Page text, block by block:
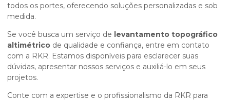
todos os portes, oferecendo soluções personalizadas e sob
medida.
Se você busca um serviço de levantamento topográfico
altimétrico de qualidade e confiança, entre em contato
com a RKR. Estamos disponíveis para esclarecer suas
dúvidas, apresentar nossos serviços e auxiliá-lo em seus
projetos.
Conte com a expertise e o profissionalismo da RKR para